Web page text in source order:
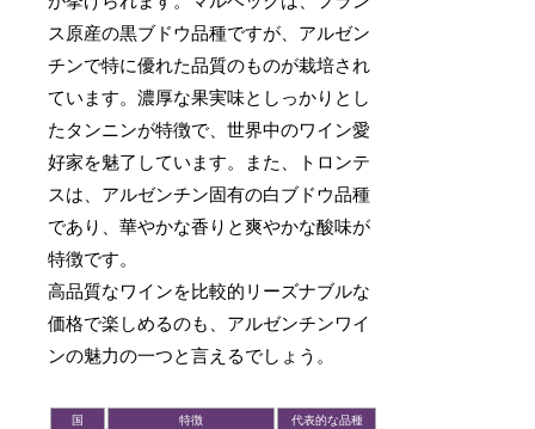
ス原産の黒ブドウ品種ですが、アルゼン
チンで特に優れた品質のものが栽培され
ています。濃厚な果実味としっかりとし
たタンニンが特徴で、世界中のワイン愛
好家を魅了しています。また、トロンテ
スは、アルゼンチン固有の白ブドウ品種
であり、華やかな香りと爽やかな酸味が
特徴です。
高品質なワインを比較的リーズナブルな
価格で楽しめるのも、アルゼンチンワイ
ンの魅力の一つと言えるでしょう。
国 特徴 代表的な品種